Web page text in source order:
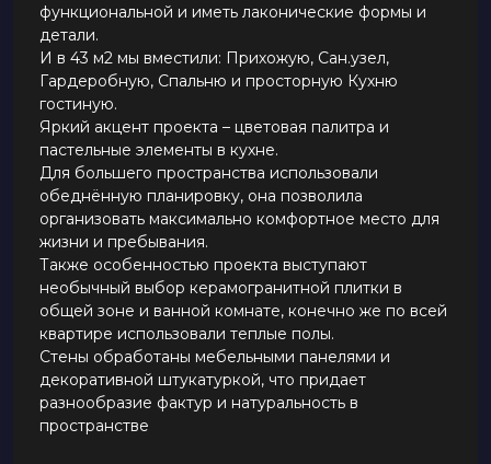
функциональной и иметь лаконические формы и
детали.
И в 43 м2 мы вместили: Прихожую, Сан.узел,
Гардеробную, Спальню и просторную Кухню
гостиную.
Яркий акцент проекта – цветовая палитра и
пастельные элементы в кухне.
Для большего пространства использовали
обеднённую планировку, она позволила
организовать максимально комфортное место для
жизни и пребывания.
Также особенностью проекта выступают
необычный выбор керамогранитной плитки в
общей зоне и ванной комнате, конечно же по всей
квартире использовали теплые полы.
Стены обработаны мебельными панелями и
декоративной штукатуркой, что придает
разнообразие фактур и натуральность в
пространстве